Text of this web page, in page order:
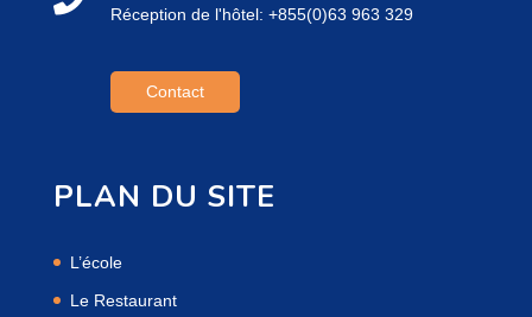
Réception de l'hôtel: +855(0)63 963 329
Contact
PLAN DU SITE
L’école
Le Restaurant